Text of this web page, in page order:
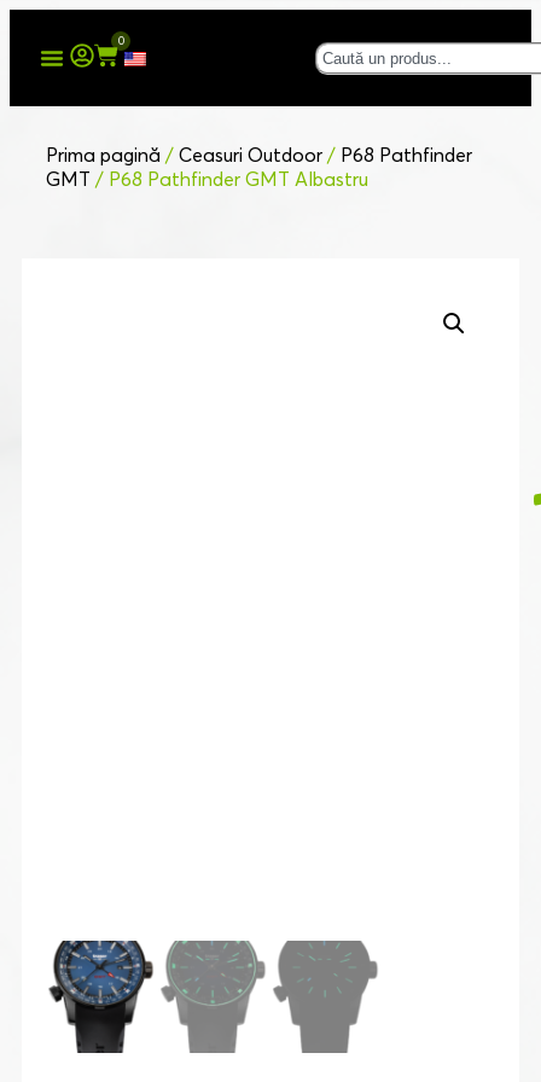
0
Prima pagină / Ceasuri Outdoor / P68 Pathfinder
GMT / P68 Pathfinder GMT Albastru